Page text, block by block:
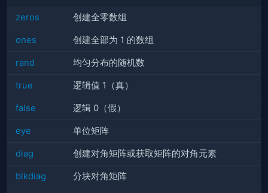
zeros 创建全零数组
ones 创建全部为 1 的数组
rand 均匀分布的随机数
true 逻辑值 1（真）
false 逻辑 0（假）
eye 单位矩阵
diag 创建对角矩阵或获取矩阵的对角元素
blkdiag 分块对角矩阵